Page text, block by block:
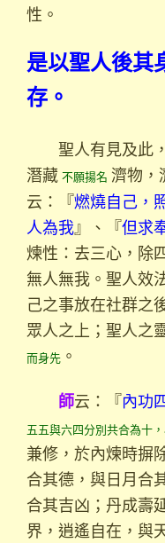
性。
是以聖人後其
存。
聖人有見及此，
潛藏 不願揚名 濟物
云：『燃燒自己，
人為我』、『但求
煉性：去三心，除
無人無我。聖人效
己之事放在社群之
眾人之上；聖人之
而身先 。
師云：『內功
五五與六四分別共合為十
兼修，於內煉時摒
合其德，與日月合
合其吉凶；丹成壽
界，逍遙自在，與